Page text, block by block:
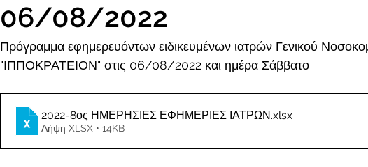
06/08/2022
Πρόγραμμα εφημερευόντων ειδικευμένων ιατρών Γενικού
"ΙΠΠΟΚΡΑΤΕΙΟΝ" στις 06/08/2022 και ημέρα Σάββατο
2022-8ος ΗΜΕΡΗΣΙΕΣ ΕΦΗΜΕΡΙΕΣ ΙΑΤΡΩΝ.xlsx
Λήψη XLSX • 14KB